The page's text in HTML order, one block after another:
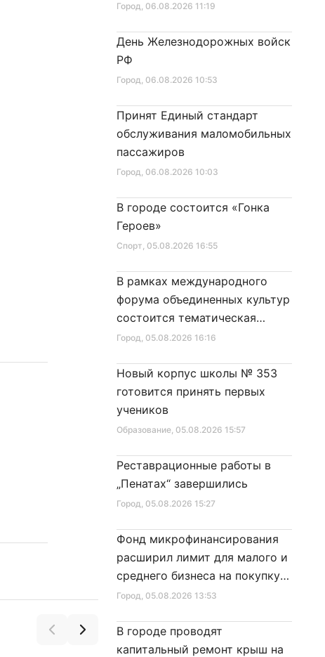
Город, 06.08.2026 11:19
Город, 06.08.2026 10:53
День Железнодорожных войск
РФ
Город, 06.08.2026 10:03
Принят Единый стандарт
обслуживания маломобильных
пассажиров
Спорт, 05.08.2026 16:55
В городе состоится «Гонка
Героев»
Город, 05.08.2026 16:16
В рамках международного
форума объединенных культур
состоится тематическая
секция
Образование, 05.08.2026 15:57
Новый корпус школы № 353
готовится принять первых
учеников
Город, 05.08.2026 15:27
Реставрационные работы в
„Пенатах“ завершились
Город, 05.08.2026 13:53
Фонд микрофинансирования
расширил лимит для малого и
среднего бизнеса на покупку
специальной техники
В городе проводят
капитальный ремонт крыш на